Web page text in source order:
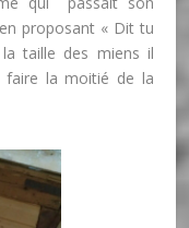
proposant « Dit tu
taille des miens il
la moitié de la